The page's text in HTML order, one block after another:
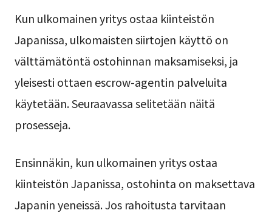
Kun ulkomainen yritys ostaa kiinteistön
Japanissa, ulkomaisten siirtojen käyttö on
välttämätöntä ostohinnan maksamiseksi, ja
yleisesti ottaen escrow-agentin palveluita
käytetään. Seuraavassa selitetään näitä
prosesseja.
Ensinnäkin, kun ulkomainen yritys ostaa
kiinteistön Japanissa, ostohinta on maksettava
Japanin yeneissä. Jos rahoitusta tarvitaan